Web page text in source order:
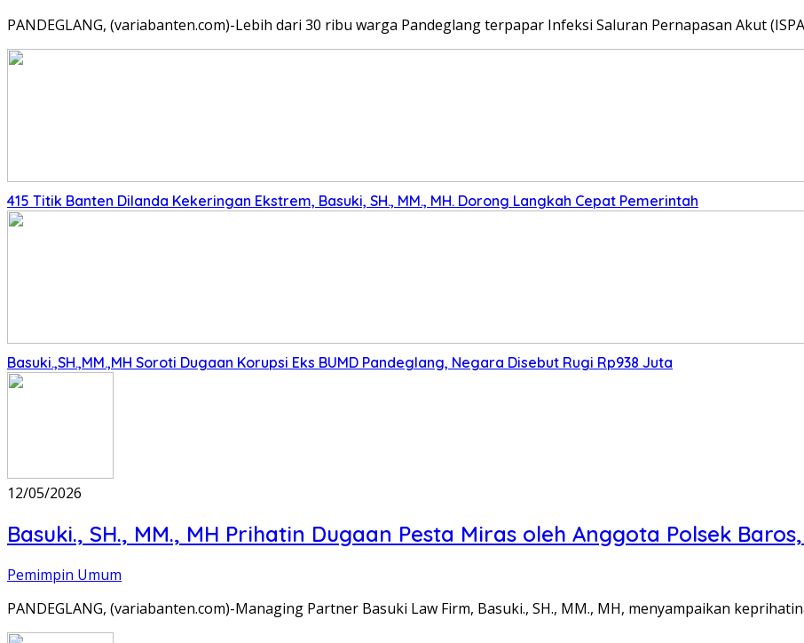
PANDEGLANG, (variabanten.com)-Lebih dari 30 ribu warga Pandeglang terpapar Infeksi Saluran Pernapasan Akut
415 Titik Banten Dilanda Kekeringan Ekstrem, Basuki, SH., MM., MH. Dorong Langkah Cepat Pemerintah
Basuki.,SH.,MM.,MH Soroti Dugaan Korupsi Eks BUMD Pandeglang, Negara Disebut Rugi Rp938 Juta
12/05/2026
Basuki., SH., MM., MH Prihatin Dugaan Pesta Miras oleh Anggota Polsek
Pemimpin Umum
PANDEGLANG, (variabanten.com)-Managing Partner Basuki Law Firm, Basuki., SH., MM., MH, menyampaikan